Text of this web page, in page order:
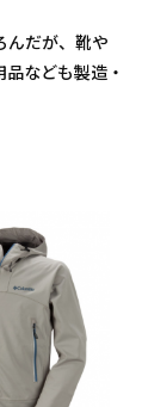
んだが、靴や
なども製造・